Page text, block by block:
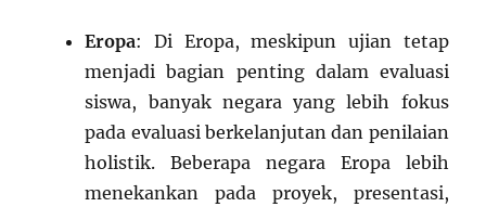
Eropa: Di Eropa, meskipun ujian tetap
menjadi bagian penting dalam evaluasi
siswa, banyak negara yang lebih fokus
pada evaluasi berkelanjutan dan penilaian
holistik. Beberapa negara Eropa lebih
menekankan pada proyek, presentasi,